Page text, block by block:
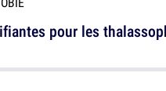
pour les